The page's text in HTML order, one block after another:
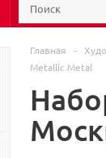
Главная -
Metallic Metal